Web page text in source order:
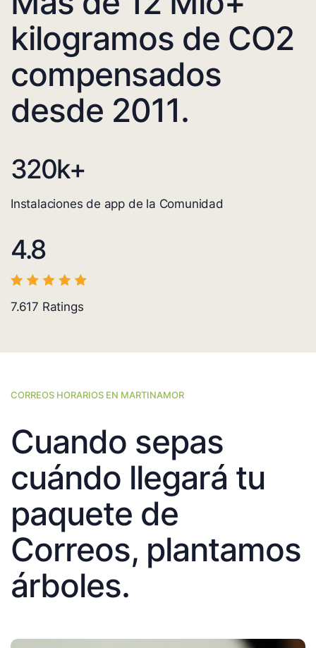
kilogramos de CO2
compensados
desde 2011.
320k+
Instalaciones de app de la Comunidad
4.8
7.617 Ratings
CORREOS HORARIOS EN MARTINAMOR
Cuando sepas
cuándo llegará tu
paquete de
Correos, plantamos
árboles.